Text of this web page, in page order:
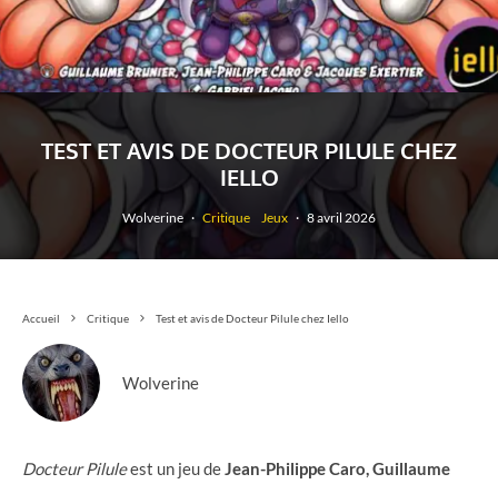
TEST ET AVIS DE DOCTEUR PILULE CHEZ
IELLO
Wolverine · Critique Jeux · 8 avril 2026
Accueil Critique Test et avis de Docteur Pilule chez Iello
Wolverine
Docteur Piluleest un jeu deJean-Philippe Caro, Guillaume